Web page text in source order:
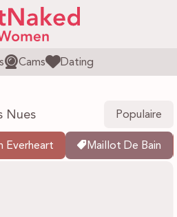
Cams Dating
Nues Populaire
Everheart Maillot De Bain